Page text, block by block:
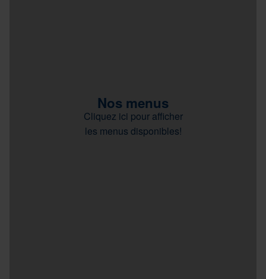
Nos menus
Cliquez ici pour afficher
les menus disponibles!